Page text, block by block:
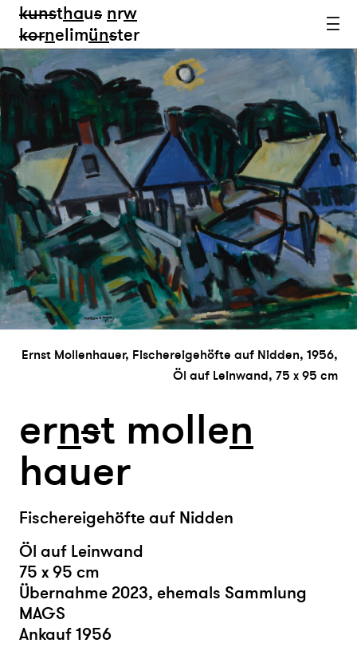
kunsthaus nrw
kornelimünster
Ernst Mollenhauer, Fischereigehöfte auf Nidden, 1956,
Öl auf Leinwand, 75 x 95 cm
ernst mollen
hauer
Fischereigehöfte auf Nidden
Öl auf Leinwand
75 x 95 cm
Übernahme 2023, ehemals Sammlung
MAGS
Ankauf 1956